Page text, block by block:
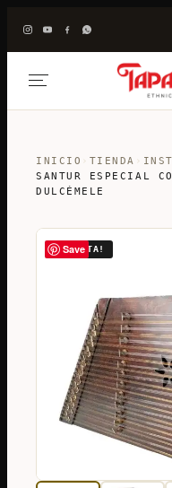
INICIO › TIENDA ›
SANTUR ESPECIAL
DULCÉMELE
¡OFERTA!
Save